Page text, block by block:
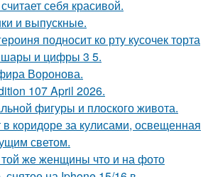
себя красивой.
и выпускные.
подносит ко рту кусочек торта
и цифры 3 5.
Воронова.
107 April 2026.
фигуры и плоского живота.
коридоре за кулисами, освещенная
светом.
той же женщины что и на фото